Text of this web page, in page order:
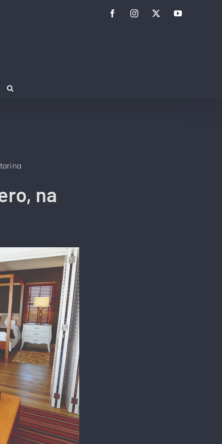
FacebookInstagramTwitterYouTube
na